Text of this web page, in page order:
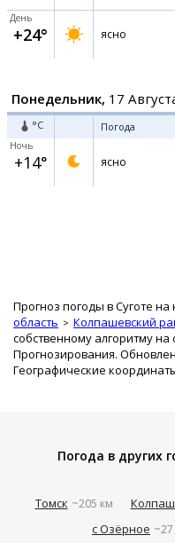
День
+24° ясно
Понедельник, 17
°C Погода
Ночь
+14° ясно
Прогноз погоды в Суготе
область
Колпашевский
собственному алгоритму
Прогнозирования.
Географические
Погода в других
Томск ~205 км
с Озёрное